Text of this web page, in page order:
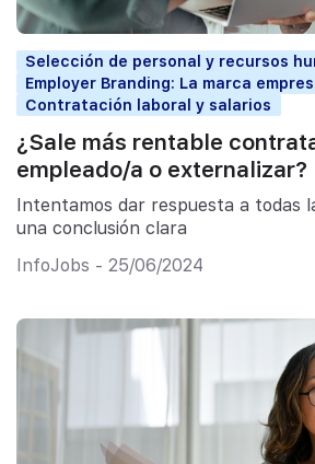
Selección de personal y recursos
Employer Branding: La marca
Contratación laboral y salarios
¿Sale más rentable
empleado/a o externalizar?
Intentamos dar respuesta a todas
una conclusión clara
InfoJobs - 25/06/2024